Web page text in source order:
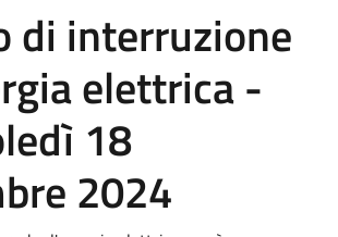
di interruzione
elettrica -
18
2024